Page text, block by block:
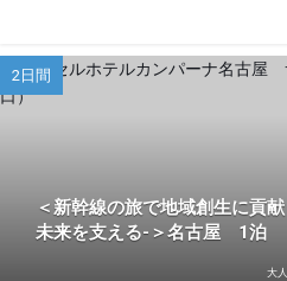
2日間
＜新幹線の旅で地域創生に貢
未来を支える-＞名古屋 1泊
大